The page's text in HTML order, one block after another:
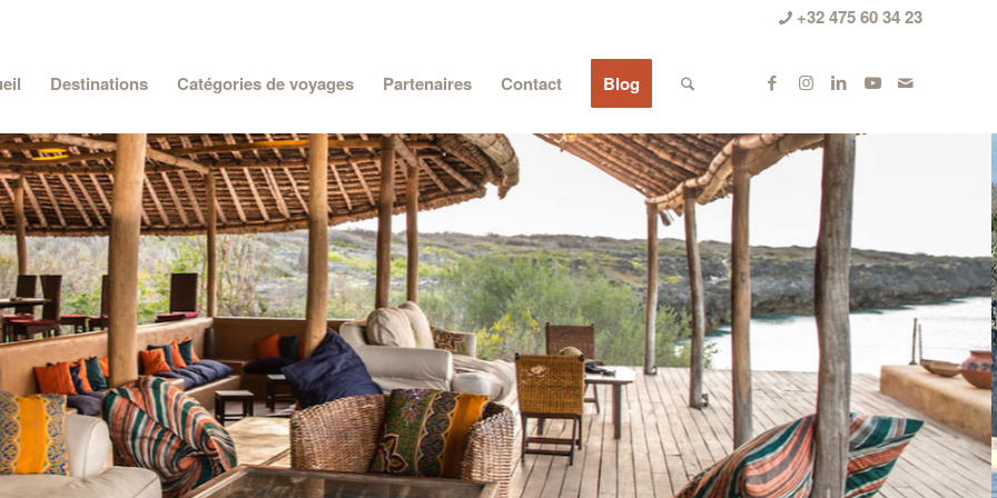
+32 475 60 34 23
Destinations Catégories de voyages Partenaires Contact Blog